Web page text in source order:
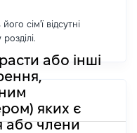
сім'ї відсутні
або інші
яких є
або члени